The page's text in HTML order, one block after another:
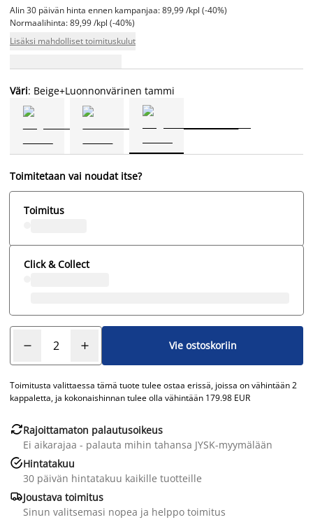
Alin 30 päivän hinta ennen kampanjaa: 89,99 /kpl (-40%)
Normaalihinta: 89,99 /kpl (-40%)
Lisäksi mahdolliset toimituskulut
Väri: Beige+Luonnonvärinen tammi
Toimitetaan vai noudat itse?
Toimitus
Click & Collect
Vie ostoskoriin
Toimitusta valittaessa tämä tuote tulee ostaa erissä, joissa on vähintään 2
kappaletta, ja kokonaishinnan tulee olla vähintään 179.98 EUR
Rajoittamaton palautusoikeus
Ei aikarajaa - palauta mihin tahansa JYSK-myymälään
Hintatakuu
30 päivän hintatakuu kaikille tuotteille
Joustava toimitus
Sinun valitsemasi nopea ja helppo toimitus